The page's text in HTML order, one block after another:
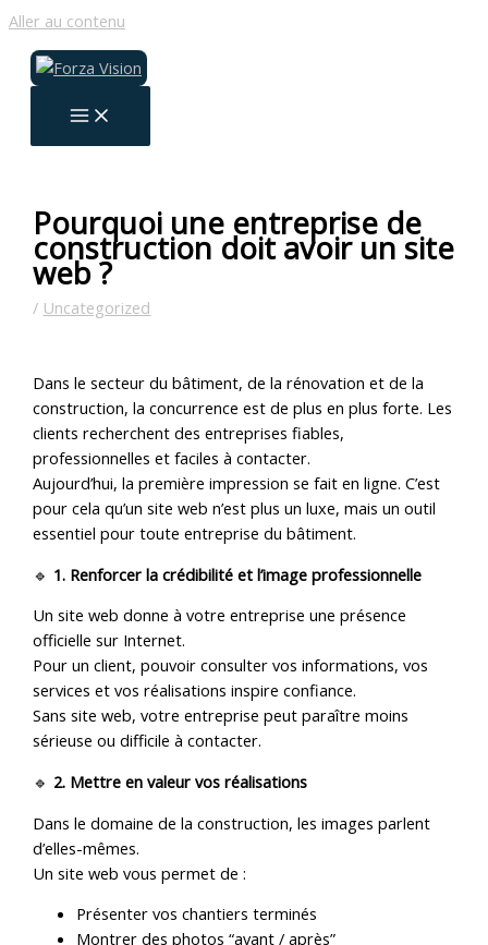
Aller au contenu
Pourquoi une entreprise de
construction doit avoir un site
web ?
/ Uncategorized
Dans le secteur du bâtiment, de la rénovation et de la
construction, la concurrence est de plus en plus forte. Les
clients recherchent des entreprises fiables,
professionnelles et faciles à contacter.
Aujourd’hui, la première impression se fait en ligne. C’est
pour cela qu’un site web n’est plus un luxe, mais un outil
essentiel pour toute entreprise du bâtiment.
🔹 1. Renforcer la crédibilité et l’image professionnelle
Un site web donne à votre entreprise une présence
officielle sur Internet.
Pour un client, pouvoir consulter vos informations, vos
services et vos réalisations inspire confiance.
Sans site web, votre entreprise peut paraître moins
sérieuse ou difficile à contacter.
🔹 2. Mettre en valeur vos réalisations
Dans le domaine de la construction, les images parlent
d’elles-mêmes.
Un site web vous permet de :
Présenter vos chantiers terminés
Montrer des photos “avant / après”